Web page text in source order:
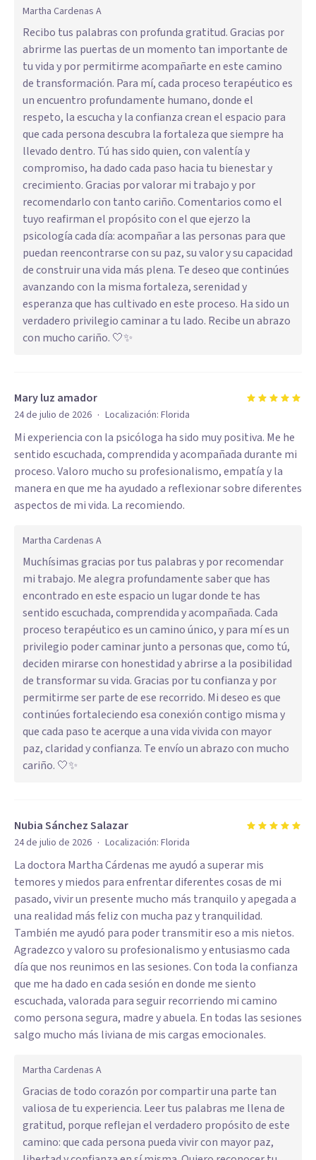
Martha Cardenas A
Recibo tus palabras con profunda gratitud. Gracias por
abrirme las puertas de un momento tan importante de
tu vida y por permitirme acompañarte en este camino
de transformación. Para mí, cada proceso terapéutico es
un encuentro profundamente humano, donde el
respeto, la escucha y la confianza crean el espacio para
que cada persona descubra la fortaleza que siempre ha
llevado dentro. Tú has sido quien, con valentía y
compromiso, ha dado cada paso hacia tu bienestar y
crecimiento. Gracias por valorar mi trabajo y por
recomendarlo con tanto cariño. Comentarios como el
tuyo reafirman el propósito con el que ejerzo la
psicología cada día: acompañar a las personas para que
puedan reencontrarse con su paz, su valor y su capacidad
de construir una vida más plena. Te deseo que continúes
avanzando con la misma fortaleza, serenidad y
esperanza que has cultivado en este proceso. Ha sido un
verdadero privilegio caminar a tu lado. Recibe un abrazo
con mucho cariño. 🤍✨
Mary luz amador
24 de julio de 2026 · Localización: Florida
Mi experiencia con la psicóloga ha sido muy positiva. Me he
sentido escuchada, comprendida y acompañada durante mi
proceso. Valoro mucho su profesionalismo, empatía y la
manera en que me ha ayudado a reflexionar sobre diferentes
aspectos de mi vida. La recomiendo.
Martha Cardenas A
Muchísimas gracias por tus palabras y por recomendar
mi trabajo. Me alegra profundamente saber que has
encontrado en este espacio un lugar donde te has
sentido escuchada, comprendida y acompañada. Cada
proceso terapéutico es un camino único, y para mí es un
privilegio poder caminar junto a personas que, como tú,
deciden mirarse con honestidad y abrirse a la posibilidad
de transformar su vida. Gracias por tu confianza y por
permitirme ser parte de ese recorrido. Mi deseo es que
continúes fortaleciendo esa conexión contigo misma y
que cada paso te acerque a una vida vivida con mayor
paz, claridad y confianza. Te envío un abrazo con mucho
cariño. 🤍✨
Nubia Sánchez Salazar
24 de julio de 2026 · Localización: Florida
La doctora Martha Cárdenas me ayudó a superar mis
temores y miedos para enfrentar diferentes cosas de mi
pasado, vivir un presente mucho más tranquilo y apegada a
una realidad más feliz con mucha paz y tranquilidad.
También me ayudó para poder transmitir eso a mis nietos.
Agradezco y valoro su profesionalismo y entusiasmo cada
día que nos reunimos en las sesiones. Con toda la confianza
que me ha dado en cada sesión en donde me siento
escuchada, valorada para seguir recorriendo mi camino
como persona segura, madre y abuela. En todas las sesiones
salgo mucho más liviana de mis cargas emocionales.
Martha Cardenas A
Gracias de todo corazón por compartir una parte tan
valiosa de tu experiencia. Leer tus palabras me llena de
gratitud, porque reflejan el verdadero propósito de este
camino: que cada persona pueda vivir con mayor paz,